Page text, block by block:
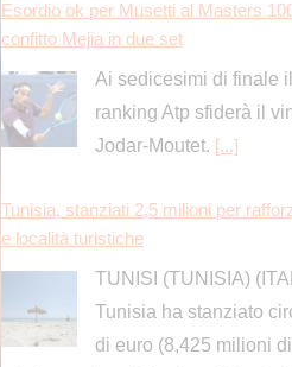
Esordio ok per Musetti al Masters
confitto Mejia in due set
Ai sedicesimi di finale il
ranking Atp sfiderà il
Jodar-Moutet. [...]
Tunisia, stanziati 2,5 milioni per
e località turistiche
TUNISI (TUNISIA)
Tunisia ha stanziato
di euro (8,425 milioni